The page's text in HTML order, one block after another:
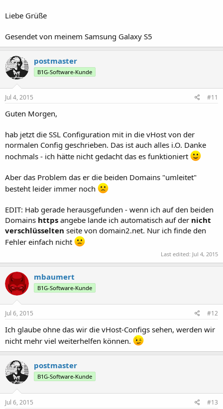
Liebe Grüße
Gesendet von meinem Samsung Galaxy S5
postmaster
B1G-Software-Kunde
Jul 4, 2015 #11
Guten Morgen,
hab jetzt die SSL Configuration mit in die vHost von der
normalen Config geschrieben. Das ist auch alles i.O. Danke
nochmals - ich hätte nicht gedacht das es funktioniert
Aber das Problem das er die beiden Domains "umleitet"
besteht leider immer noch
EDIT: Hab gerade herausgefunden - wenn ich auf den beiden
Domains https angebe lande ich automatisch auf der nicht
verschlüsselten seite von domain2.net. Nur ich finde den
Fehler einfach nicht
Last edited: Jul 4, 2015
mbaumert
B1G-Software-Kunde
Jul 6, 2015 #12
Ich glaube ohne das wir die vHost-Configs sehen, werden wir
nicht mehr viel weiterhelfen können.
postmaster
B1G-Software-Kunde
Jul 6, 2015 #13